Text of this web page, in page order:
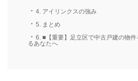
4. アイリンクスの強み
5. まとめ
6. ■【重要】足立区で中古戸建の物件
るあなたへ